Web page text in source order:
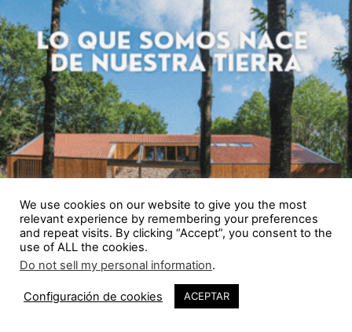
We use cookies on our website to give you the most
relevant experience by remembering your preferences
and repeat visits. By clicking “Accept”, you consent to the
use of ALL the cookies.
Do not sell my personal information.
Configuración de cookies ACEPTAR